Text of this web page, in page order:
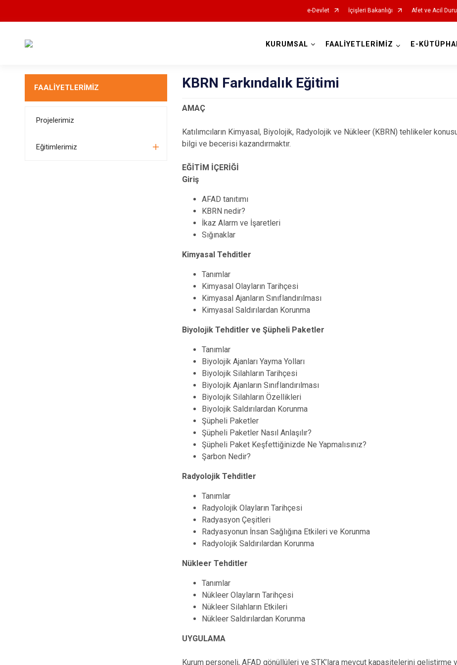
e-Devlet İçişleri Bakanlığı Afet ve Acil
KURUMSAL FAALİYETLERİMİZ E-
FAALİYETLERİMİZ
Projelerimiz
Eğitimlerimiz
KBRN Farkındalık Eğitimi
AMAÇ
Katılımcıların Kimyasal, Biyolojik, Radyolojik ve Nükleer (KBRN) tehlikeler
bilgi ve becerisi kazandırmaktır.
EĞİTİM İÇERİĞİ
Giriş
AFAD tanıtımı
KBRN nedir?
İkaz Alarm ve İşaretleri
Sığınaklar
Kimyasal Tehditler
Tanımlar
Kimyasal Olayların Tarihçesi
Kimyasal Ajanların Sınıflandırılması
Kimyasal Saldırılardan Korunma
Biyolojik Tehditler ve Şüpheli Paketler
Tanımlar
Biyolojik Ajanları Yayma Yolları
Biyolojik Silahların Tarihçesi
Biyolojik Ajanların Sınıflandırılması
Biyolojik Silahların Özellikleri
Biyolojik Saldırılardan Korunma
Şüpheli Paketler
Şüpheli Paketler Nasıl Anlaşılır?
Şüpheli Paket Keşfettiğinizde Ne Yapmalısınız?
Şarbon Nedir?
Radyolojik Tehditler
Tanımlar
Radyolojik Olayların Tarihçesi
Radyasyon Çeşitleri
Radyasyonun İnsan Sağlığına Etkileri ve Korunma
Radyolojik Saldırılardan Korunma
Nükleer Tehditler
Tanımlar
Nükleer Olayların Tarihçesi
Nükleer Silahların Etkileri
Nükleer Saldırılardan Korunma
UYGULAMA
Kurum personeli, AFAD gönüllüleri ve STK’lara mevcut kapasitelerini geliştirme